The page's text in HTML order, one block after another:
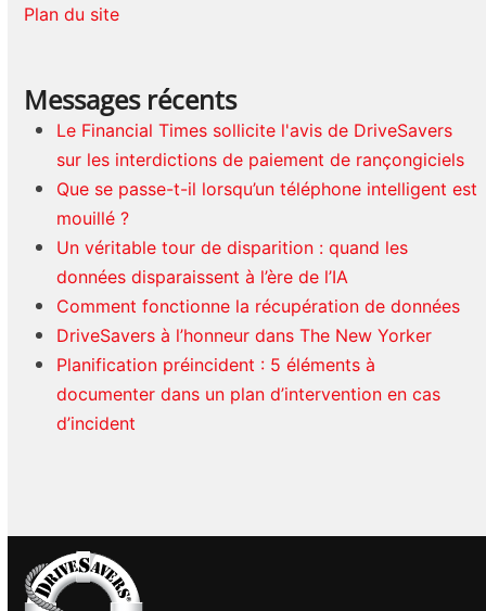
Plan du site
Messages récents
Le Financial Times sollicite l'avis de DriveSavers
sur les interdictions de paiement de rançongiciels
Que se passe-t-il lorsqu’un téléphone intelligent est
mouillé ?
Un véritable tour de disparition : quand les
données disparaissent à l’ère de l’IA
Comment fonctionne la récupération de données
DriveSavers à l’honneur dans The New Yorker
Planification préincident : 5 éléments à
documenter dans un plan d’intervention en cas
d’incident